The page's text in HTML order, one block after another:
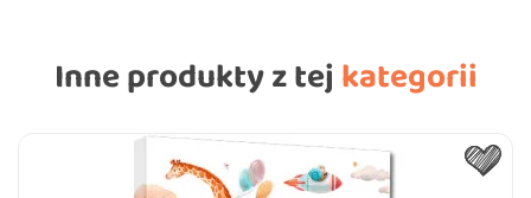
Inne produkty z tej kategorii